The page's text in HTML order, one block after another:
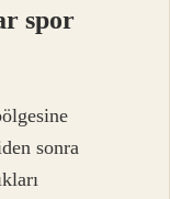
spor
sonra